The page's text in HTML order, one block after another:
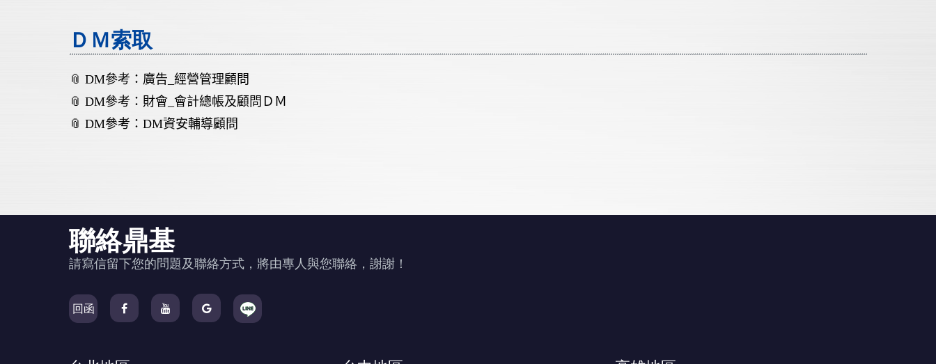
ＤＭ索取
📎 DM參考： 廣告_經營管理顧問
📎 DM參考： 財會_會計總帳及顧問ＤＭ
📎 DM參考： DM資安輔導顧問
聯絡鼎基
請寫信留下您的問題及聯絡方式，將由專人與您聯絡，謝謝！
回函